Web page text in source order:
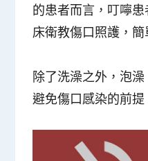
的患者而言，叮嚀
床衛教傷口照護，簡
除了洗澡之外，泡
避免傷口感染的前提